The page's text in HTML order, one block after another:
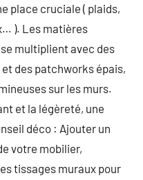
place cruciale ( plaids,
). Les matières
multiplient avec des
des patchworks épais,
sur les murs.
et la légèreté, une
déco : Ajouter un
votre mobilier,
tissages muraux pour